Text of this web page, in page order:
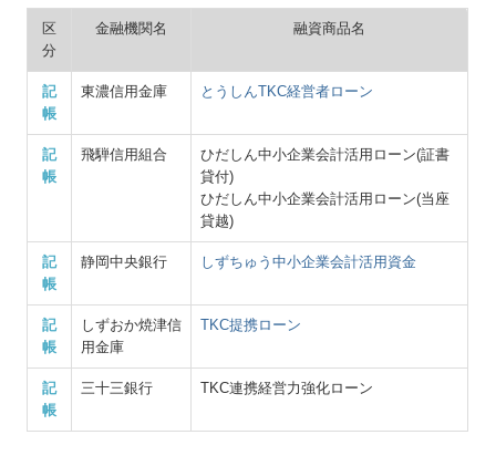
区
分
金融機関名 融資商品名
記
帳
東濃信用金庫 とうしんTKC経営者ローン
記
帳
飛騨信用組合
ひだしん中小企業会計活用ローン(証書
貸付)
ひだしん中小企業会計活用ローン(当座
貸越)
記
帳
静岡中央銀行 しずちゅう中小企業会計活用資金
記
帳
しずおか焼津信
用金庫
TKC提携ローン
記
帳
三十三銀行 TKC連携経営力強化ローン